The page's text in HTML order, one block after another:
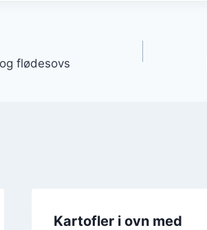
flødesovs
Kartofler i ovn med